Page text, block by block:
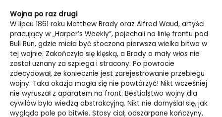
Wojna po raz drugi
W lipcu 1861 roku Matthew Brady oraz Alfred Waud, artyści
pracujący w „Harper’s Weekly”, pojechali na linię frontu pod
Bull Run, gdzie miała być stoczona pierwsza wielka bitwa w
tej wojnie. Zakończyła się klęską, a Brady o mały włos nie
został uznany za szpiega i stracony. Po powrocie
zdecydował, że koniecznie jest zarejestrowanie przebiegu
wojny. Taka okazja mogła się nie powtórzyć! Nikt wcześniej
nie wyruszał z aparatem na front. Bestialstwo wojny dla
cywilów było wiedzą abstrakcyjną. Nikt nie domyślał się, jak
wygląda pole po bitwie. Stosy ciał, odszarpane kończyny,